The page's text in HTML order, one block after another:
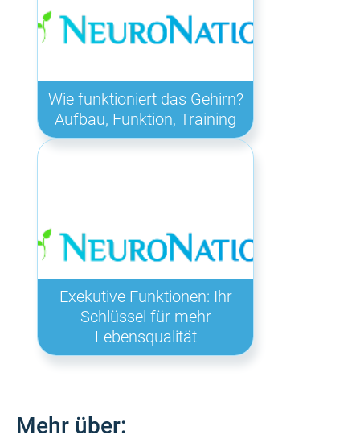
Wie funktioniert das Gehirn?
Aufbau, Funktion, Training
Exekutive Funktionen: Ihr
Schlüssel für mehr
Lebensqualität
Mehr über: